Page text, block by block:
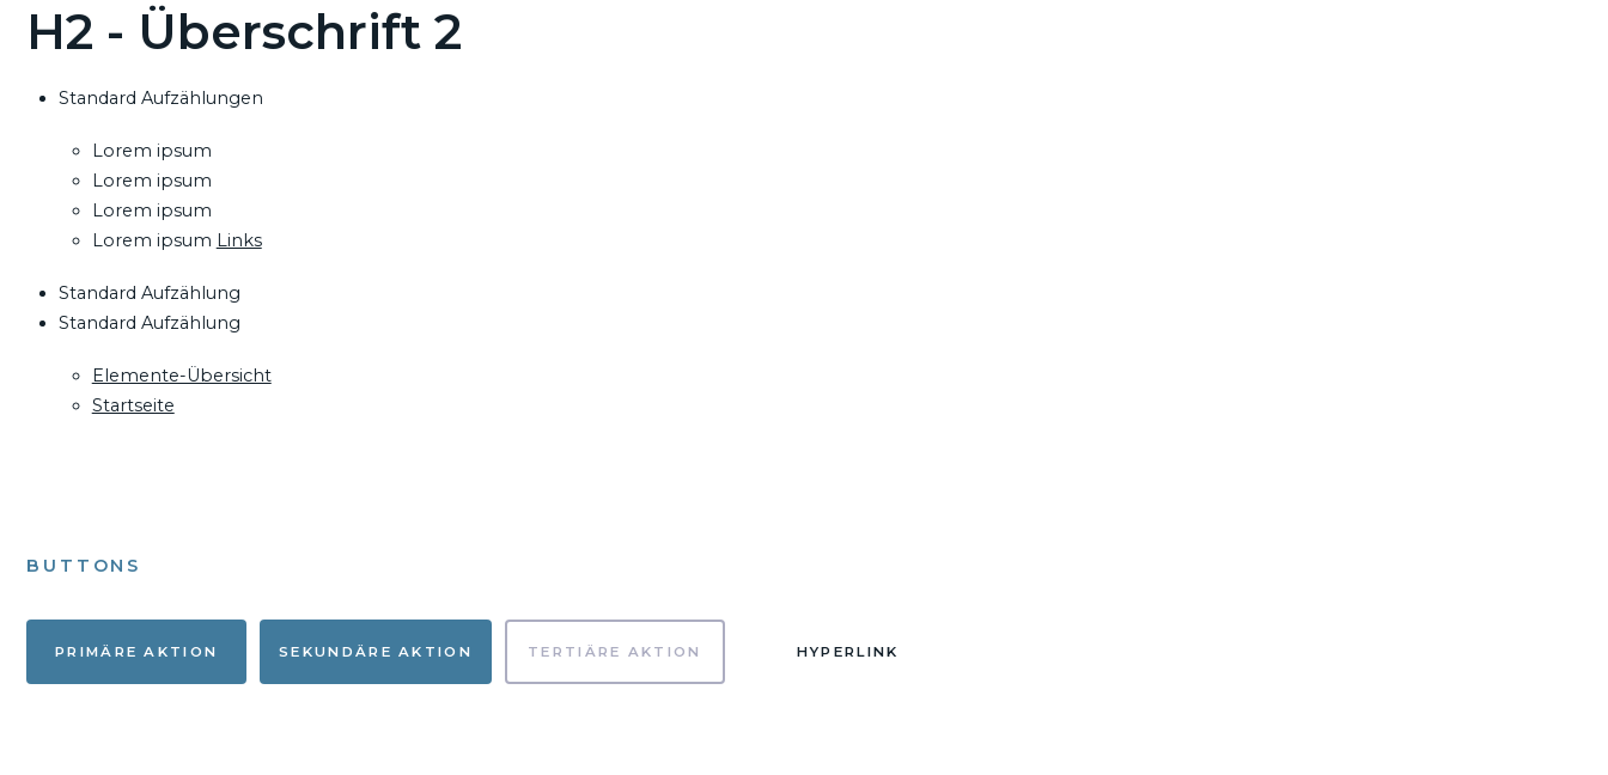
H2 - Überschrift 2
Standard Aufzählungen
Lorem ipsum
Lorem ipsum
Lorem ipsum
Lorem ipsum Links
Standard Aufzählung
Standard Aufzählung
Elemente-Übersicht
Startseite
BUTTONS
PRIMÄRE AKTION SEKUNDÄRE AKTION TERTIÄRE AKTION HYPERLINK